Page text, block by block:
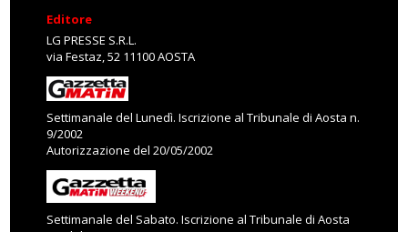
Editore
LG PRESSE S.R.L.
via Festaz, 52 11100 AOSTA
Settimanale del Lunedì. Iscrizione al Tribunale di Aosta n.
9/2002
Autorizzazione del 20/05/2002
Settimanale del Sabato. Iscrizione al Tribunale di Aosta